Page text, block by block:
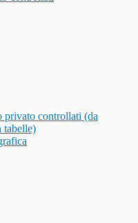
privato controllati (da
tabelle)